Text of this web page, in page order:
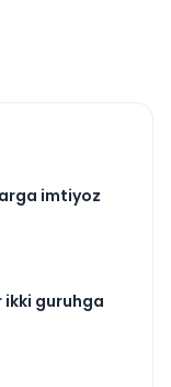
imtiyoz
guruhga